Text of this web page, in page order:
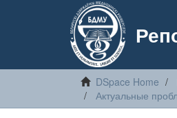
DSpace Home
Актуальные